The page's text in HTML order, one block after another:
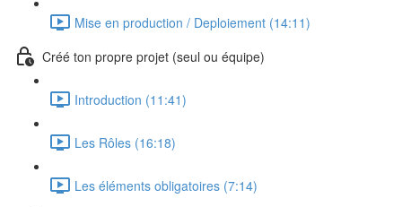
Mise en production / Deploiement (14:11)
Créé ton propre projet (seul ou équipe)
Introduction (11:41)
Les Rôles (16:18)
Les éléments obligatoires (7:14)